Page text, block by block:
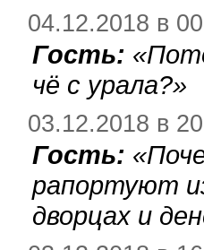
04.12.2018 в
Гость: «
чё с урала?»
03.12.2018 в
Гость: «
рапортуют
дворцах и